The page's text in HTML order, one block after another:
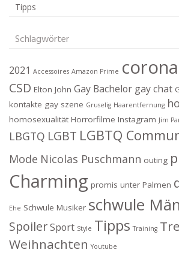
Tipps
Schlagwörter
2021 Accessoires Amazon Prime corona
CSD Elton John Gay Bachelor gay chat
kontakte gay szene Gruselig Haarentfernung
homosexualität Horrorfilme Instagram Jim
LBGTQ LGBT LGBTQ
Mode Nicolas Puschmann outing
Charming promis unter Palmen
Ehe Schwule Musiker schwule
SpoilerSport Style Tipps Training
Weihnachten Youtube